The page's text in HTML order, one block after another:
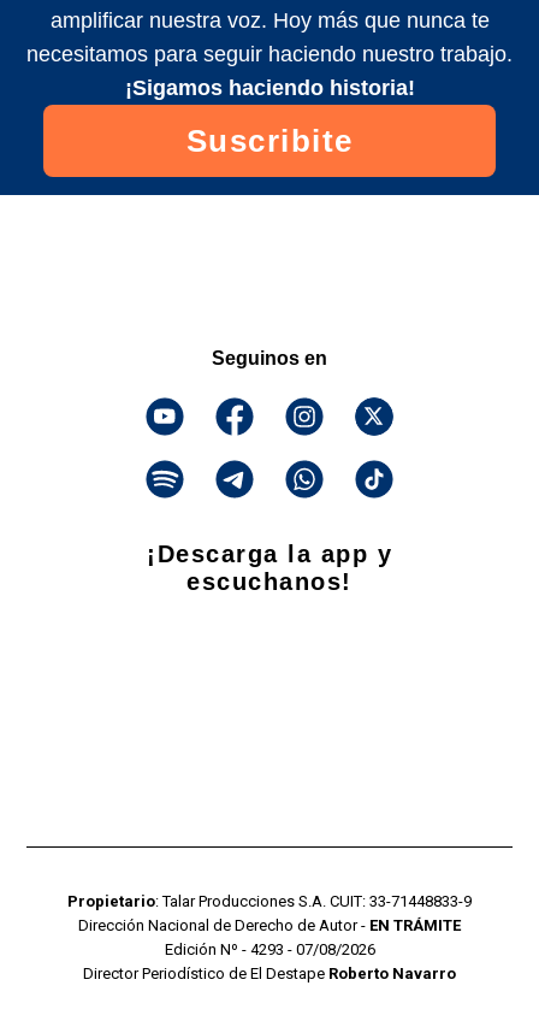
amplificar nuestra voz. Hoy más que nunca te
necesitamos para seguir haciendo nuestro trabajo.
¡Sigamos haciendo historia!
Suscribite
Seguinos en
¡Descarga la app y
escuchanos!
Propietario: Talar Producciones S.A. CUIT: 33-71448833-9
Dirección Nacional de Derecho de Autor - EN TRÁMITE
Edición Nº - 4293 - 07/08/2026
Director Periodístico de El Destape Roberto Navarro